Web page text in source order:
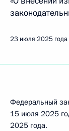
23 июля 2025 года
Федеральный
15 июля 2025
2025 года.